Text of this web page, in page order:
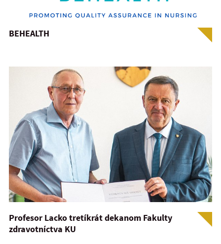
BEHEALTH
Profesor Lacko tretíkrát dekanom Fakulty
zdravotníctva KU